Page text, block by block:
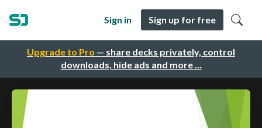
Upgrade to Pro — share decks privately, control
downloads, hide ads and more …
Sign in Sign up for free